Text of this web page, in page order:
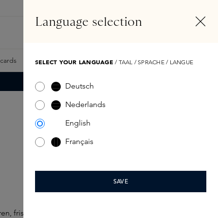
Samples Skins Exclusives Skins Boxen
fris door citrusnoten zoals citroen, bergamot en
Language selection
SELECT YOUR LANGUAGE / TAAL / SPRACHE / LANGUE
Deutsch
Nederlands
English
Français
SAVE